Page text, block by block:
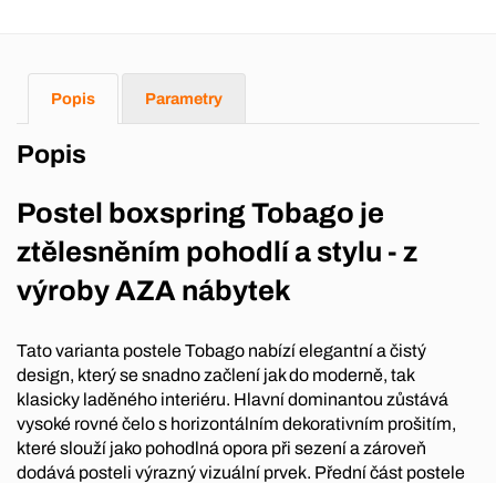
Popis Parametry
Popis
Postel boxspring Tobago je
ztělesněním pohodlí a stylu - z
výroby AZA nábytek
Tato varianta postele Tobago nabízí elegantní a čistý
design, který se snadno začlení jak do moderně, tak
klasicky laděného interiéru. Hlavní dominantou zůstává
vysoké rovné čelo s horizontálním dekorativním prošitím,
které slouží jako pohodlná opora při sezení a zároveň
dodává posteli výrazný vizuální prvek. Přední část postele